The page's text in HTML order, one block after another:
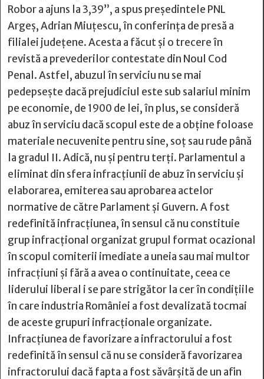
Robor a ajuns la 3,39”, a spus președintele PNL
Argeș, Adrian Miuțescu, în conferința de presă a
filialei județene. Acesta a făcut și o trecere în
revistă a prevederilor contestate din Noul Cod
Penal. Astfel, abuzul în serviciu nu se mai
pedepsește dacă prejudiciul este sub salariul minim
pe economie, de 1900 de lei, în plus, se consideră
abuz în serviciu dacă scopul este de a obţine foloase
materiale necuvenite pentru sine, soţ sau rude până
la gradul II. Adică, nu și pentru terți. Parlamentul a
eliminat din sfera infracţiunii de abuz în serviciu și
elaborarea, emiterea sau aprobarea actelor
normative de către Parlament şi Guvern. A fost
redefinită infracțiunea, în sensul că nu constituie
grup infracţional organizat grupul format ocazional
în scopul comiterii imediate a uneia sau mai multor
infracţiuni şi fără a avea o continuitate, ceea ce
liderului liberal i se pare strigător la cer în condițiile
în care industria României a fost devalizată tocmai
de aceste grupuri infracționale organizate.
Infracțiunea de favorizare a infractorului a fost
redefinită în sensul că nu se consideră favorizarea
infractorului dacă fapta a fost săvârșită de un afin